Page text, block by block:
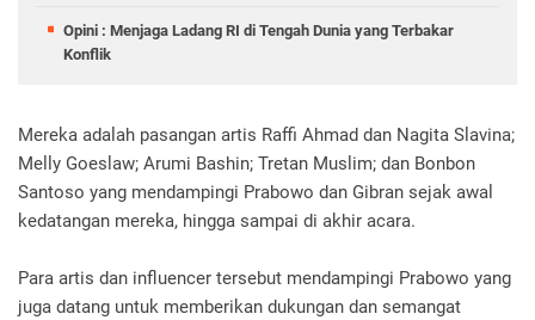
Opini : Menjaga Ladang RI di Tengah Dunia yang Terbakar
Konflik
Mereka adalah pasangan artis Raffi Ahmad dan Nagita Slavina;
Melly Goeslaw; Arumi Bashin; Tretan Muslim; dan Bonbon
Santoso yang mendampingi Prabowo dan Gibran sejak awal
kedatangan mereka, hingga sampai di akhir acara.
Para artis dan influencer tersebut mendampingi Prabowo yang
juga datang untuk memberikan dukungan dan semangat